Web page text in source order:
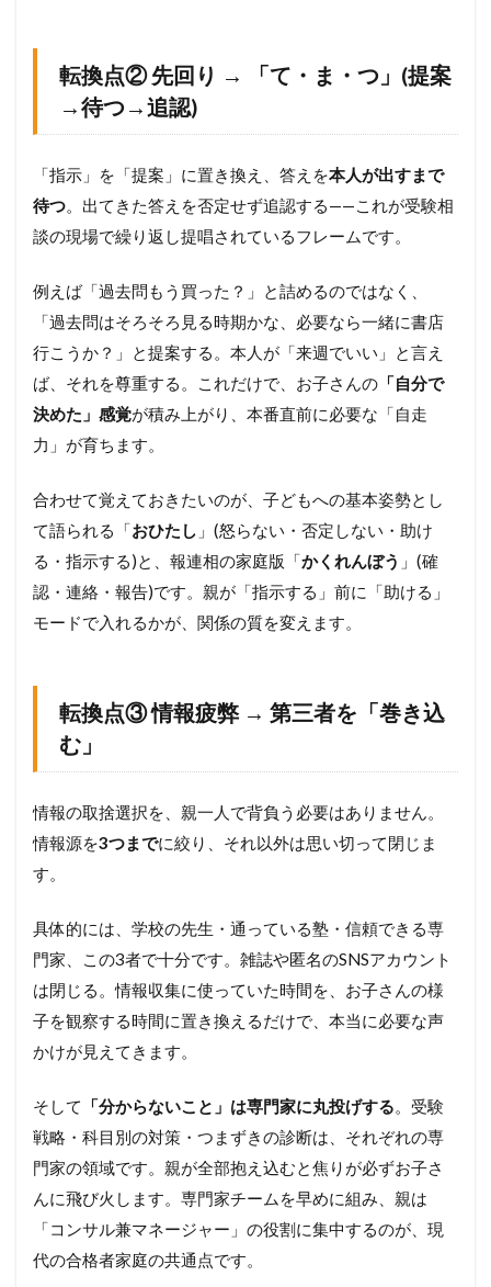
転換点② 先回り → 「て・ま・つ」(提案
→待つ→追認)
「指示」を「提案」に置き換え、答えを本人が出すまで
待つ。出てきた答えを否定せず追認する——これが受験相
談の現場で繰り返し提唱されているフレームです。
例えば「過去問もう買った？」と詰めるのではなく、
「過去問はそろそろ見る時期かな、必要なら一緒に書店
行こうか？」と提案する。本人が「来週でいい」と言え
ば、それを尊重する。これだけで、お子さんの 「自分で
決めた」感覚が積み上がり、本番直前に必要な「自走
力」が育ちます。
合わせて覚えておきたいのが、子どもへの基本姿勢とし
て語られる「おひたし 」(怒らない・否定しない・助け
る・指示する)と、報連相の家庭版「かくれんぼう 」(確
認・連絡・報告)です。親が「指示する」前に「助ける」
モードで入れるかが、関係の質を変えます。
転換点③ 情報疲弊 → 第三者を「巻き込
む」
情報の取捨選択を、親一人で背負う必要はありません。
情報源を3つまでに絞り、それ以外は思い切って閉じま
す。
具体的には、学校の先生・通っている塾・信頼できる専
門家、この3者で十分です。雑誌や匿名のSNSアカウント
は閉じる。情報収集に使っていた時間を、お子さんの様
子を観察する時間に置き換えるだけで、本当に必要な声
かけが見えてきます。
そして 「分からないこと」は専門家に丸投げする。受験
戦略・科目別の対策・つまずきの診断は、それぞれの専
門家の領域です。親が全部抱え込むと焦りが必ずお子さ
んに飛び火します。専門家チームを早めに組み、親は
「コンサル兼マネージャー」の役割に集中するのが、現
代の合格者家庭の共通点です。